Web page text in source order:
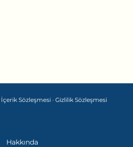
İçerik Sözleşmesi · Gizlilik Sözleşmesi
Hakkında